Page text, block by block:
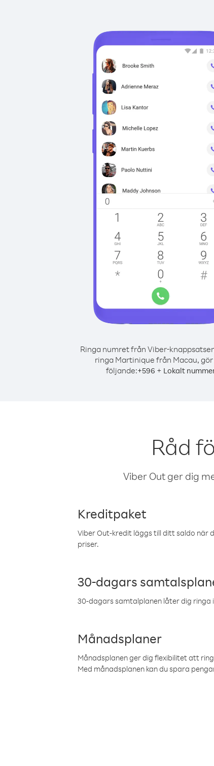
Ringa numret från Viber-
ringa Martinique från Macau,
följande:+596 + Lokalt
Råd
Viber Out ger dig
Kreditpaket
Viber Out-kredit läggs till ditt saldo när
priser.
30-dagars
30-dagars samtalplanen låter dig ringa
Månadsplaner
Månadsplanen ger dig flexibilitet att
Med månadsplanen kan du spara